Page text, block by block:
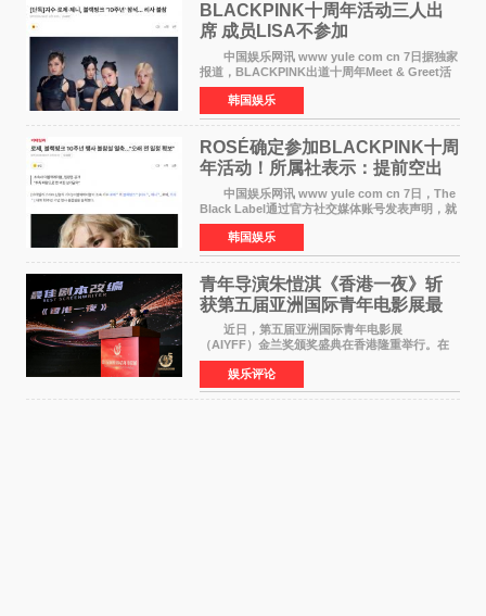
BLACKPINK十周年活动三人出
席 成员LISA不参加
中国娱乐网讯 www yule com cn 7日据独家
报道，BLACKPINK出道十周年Meet & Greet活
动将由智秀、ROS&Eacute;、JENNIE出席，
LISA将缺席。 此前BLACKPINK所属社YG并
未为组合出道十周年做
韩国娱乐
ROSÉ确定参加BLACKPINK十周
年活动！所属社表示：提前空出
了时间
中国娱乐网讯 www yule com cn 7日，The
Black Label通过官方社交媒体账号发表声明，就
近期网络上关于ROS&Eacute;个人行程及是否参
加BLACKPINK出道纪念活动的种种猜测作出正
式回应。 Th
韩国娱乐
青年导演朱愷淇《香港一夜》斩
获第五届亚洲国际青年电影展最
佳剧本改编奖
近日，第五届亚洲国际青年电影展
（AIYFF）金兰奖颁奖盛典在香港隆重举行。在
这场汇聚数百位海内外电影人、文化界人士及媒
体代表的亚洲青年影视盛会上，香港本土电影
《香港一夜》（Dawn in Ho
娱乐评论